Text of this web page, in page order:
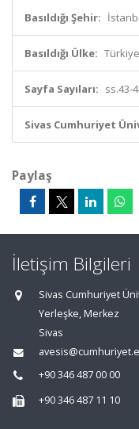
Basıldığı Şehir:
Basıldığı Ülke: Türkiye
Sayfa Sayıları: ss.43-
Sivas Cumhuriyet
Paylaş
İletişim Bilgileri
Sivas Cumhuriyet
Yerleşke, Merkez
Sivas
+90 346 487 00 00
+90 346 487 11 10